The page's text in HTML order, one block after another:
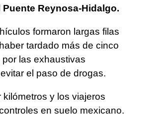
Puente Reynosa-Hidalgo.
formaron largas filas
tardado más de cinco
por las exhaustivas
el paso de drogas.
y los viajeros
en suelo mexicano.